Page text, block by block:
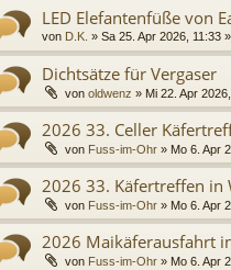
LED Elefantenfüße von
von D.K. » Sa 25. Apr 2026, 11:33
Dichtsätze für Vergaser
von oldwenz » Mi 22. Apr
2026 33. Celler
von Fuss-im-Ohr » Mo 6. Apr
2026 33. Käfertreffen
von Fuss-im-Ohr » Mo 6. Apr
2026 Maikäferausfahrt
von Fuss-im-Ohr » Mo 6. Apr